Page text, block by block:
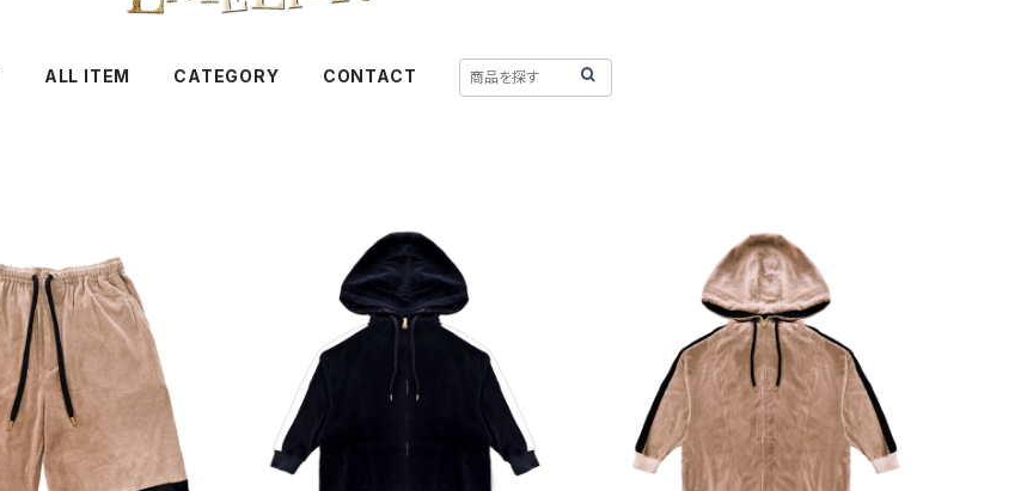
ALL ITEM CATEGORY CONTACT